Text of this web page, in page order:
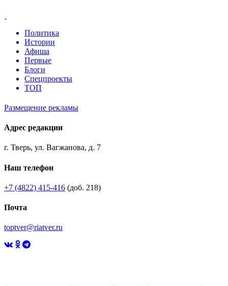
Политика
Истории
Афиша
Первые
Блоги
Спецпроекты
ТОП
Размещение рекламы
Адрес редакции
г. Тверь, ул. Вагжанова, д. 7
Наш телефон
+7 (4822) 415-416 (доб. 218)
Почта
toptver@riatver.ru